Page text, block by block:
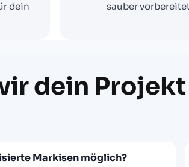
dein
sauber
dein Projekt
Markisen möglich?